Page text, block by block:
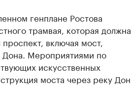
генплане Ростова
трамвая, которая должна
включая мост,
Мероприятиями по
искусственных
моста через реку Дон